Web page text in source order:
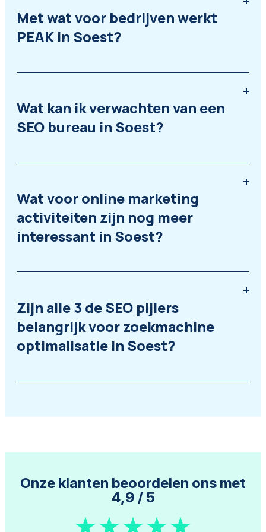
Met wat voor bedrijven werkt
PEAK in Soest?
Wat kan ik verwachten van een
SEO bureau in Soest?
Wat voor online marketing
activiteiten zijn nog meer
interessant in Soest?
Zijn alle 3 de SEO pijlers
belangrijk voor zoekmachine
optimalisatie in Soest?
Onze klanten beoordelen ons met
4,9 / 5